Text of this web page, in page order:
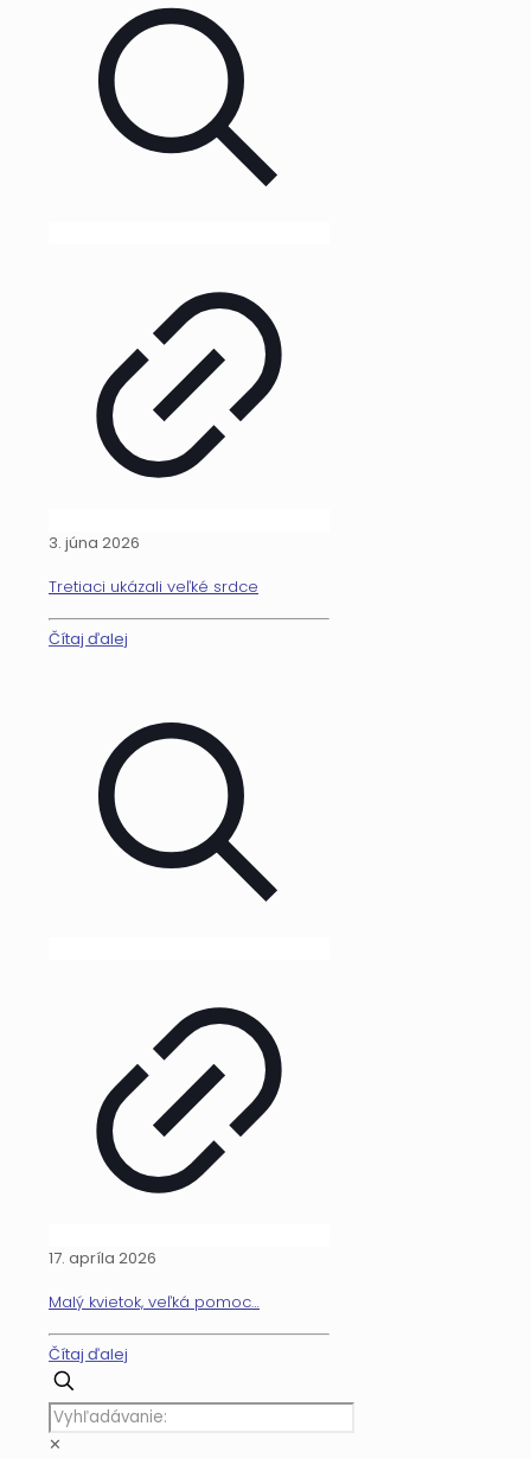
3. júna 2026
Tretiaci ukázali veľké srdce
Čítaj ďalej
17. apríla 2026
Malý kvietok, veľká pomoc…
Čítaj ďalej
✕